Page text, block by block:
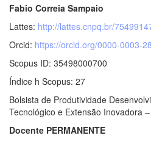
Fabio Correia Sampaio
Lattes: http://lattes.cnpq.br/
Orcid: https://orcid.org/0000-0003-
Scopus ID: 35498000700
Índice h Scopus: 27
Bolsista de Produtividade
Tecnológico e Extensão Inovadora
Docente PERMANENTE